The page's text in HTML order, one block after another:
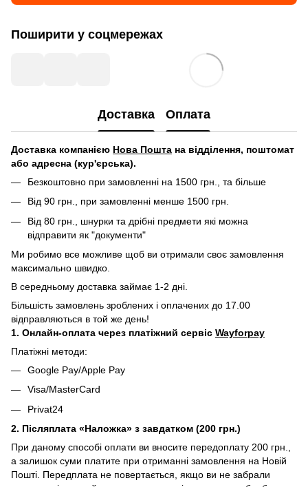
Поширити у соцмережах
Доставка Оплата
Доставка компанією Нова Пошта на відділення, поштомат
або адресна (кур'єрська).
Безкоштовно при замовленні на 1500 грн., та більше
Від 90 грн., при замовленні менше 1500 грн.
Від 80 грн., шнурки та дрібні предмети які можна
відправити як "документи"
Ми робимо все можливе щоб ви отримали своє замовлення
максимально швидко.
В середньому доставка займає 1-2 дні.
Більшість замовлень зроблених і оплачених до 17.00
відправляються в той же день!
1. Онлайн-оплата через платіжний сервіс Wayforpay
Платіжні методи:
Google Pay/Apple Pay
Visa/MasterCard
Privat24
2. Післяплата «Наложка» з завдатком (200 грн.)
При даному способі оплати ви вносите передоплату 200 грн.,
а залишок суми платите при отриманні замовлення на Новій
Пошті. Передплата не повертається, якщо ви не забрали